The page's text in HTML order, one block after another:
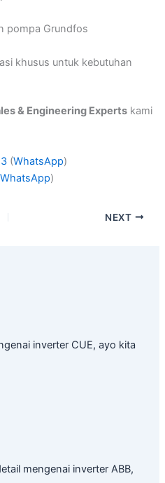
pompa Grundfos
khusus untuk kebutuhan
& Engineering Expertskami
(WhatsApp)
WhatsApp)
NEXT
inverter CUE, ayo kita
mengenai inverter ABB,